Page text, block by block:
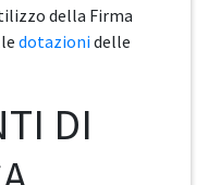
della Firma
dotazionidelle
DI